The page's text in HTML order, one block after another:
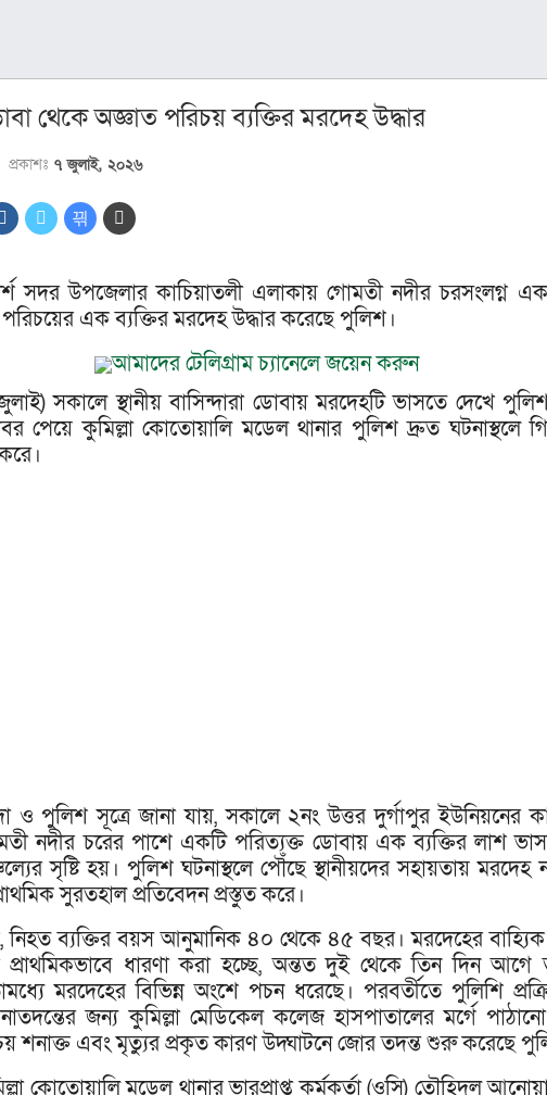
থেকে অজ্ঞাত পরিচয় ব্যক্তির মরদেহ উদ্ধার
প্রকাশঃ ৭ জুলাই, ২০২৬
সদর উপজেলার কাচিয়াতলী এলাকায় গোমতী নদীর চরসংলগ্ন
এক ব্যক্তির মরদেহ উদ্ধার করেছে পুলিশ।
আমাদের টেলিগ্রাম চ্যানেলে জয়েন করুন
সকালে স্থানীয় বাসিন্দারা ডোবায় মরদেহটি ভাসতে দেখে
পেয়ে কুমিল্লা কোতোয়ালি মডেল থানার পুলিশ দ্রুত ঘটনাস্থলে
ও পুলিশ সূত্রে জানা যায়, সকালে ২নং উত্তর দুর্গাপুর ইউনিয়নের
নদীর চরের পাশে একটি পরিত্যক্ত ডোবায় এক ব্যক্তির লাশ
সৃষ্টি হয়। পুলিশ ঘটনাস্থলে পৌঁছে স্থানীয়দের সহায়তায় মরদেহ
সুরতহাল প্রতিবেদন প্রস্তুত করে।
নিহত ব্যক্তির বয়স আনুমানিক ৪০ থেকে ৪৫ বছর। মরদেহের বাহ্যিক
প্রাথমিকভাবে ধারণা করা হচ্ছে, অন্তত দুই থেকে তিন দিন আগে
মরদেহের বিভিন্ন অংশে পচন ধরেছে। পরবর্তীতে পুলিশি
জন্য কুমিল্লা মেডিকেল কলেজ হাসপাতালের মর্গে
শনাক্ত এবং মৃত্যুর প্রকৃত কারণ উদ্ঘাটনে জোর তদন্ত শুরু করেছে
কোতোয়ালি মডেল থানার ভারপ্রাপ্ত কর্মকর্তা (ওসি) তৌহিদুল